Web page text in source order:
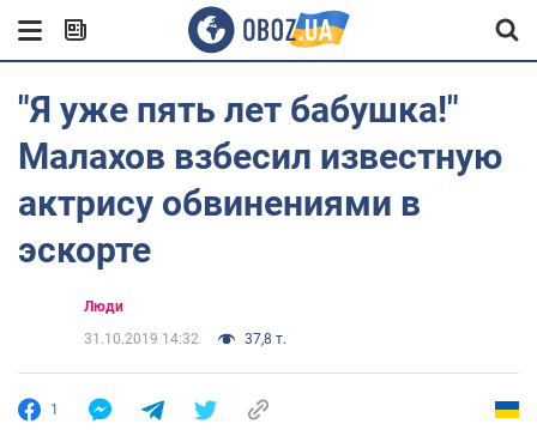
"Я уже пять лет бабушка!"
Малахов взбесил известную
актрису обвинениями в
эскорте
Люди
31.10.2019 14:32
37,8 т.
1